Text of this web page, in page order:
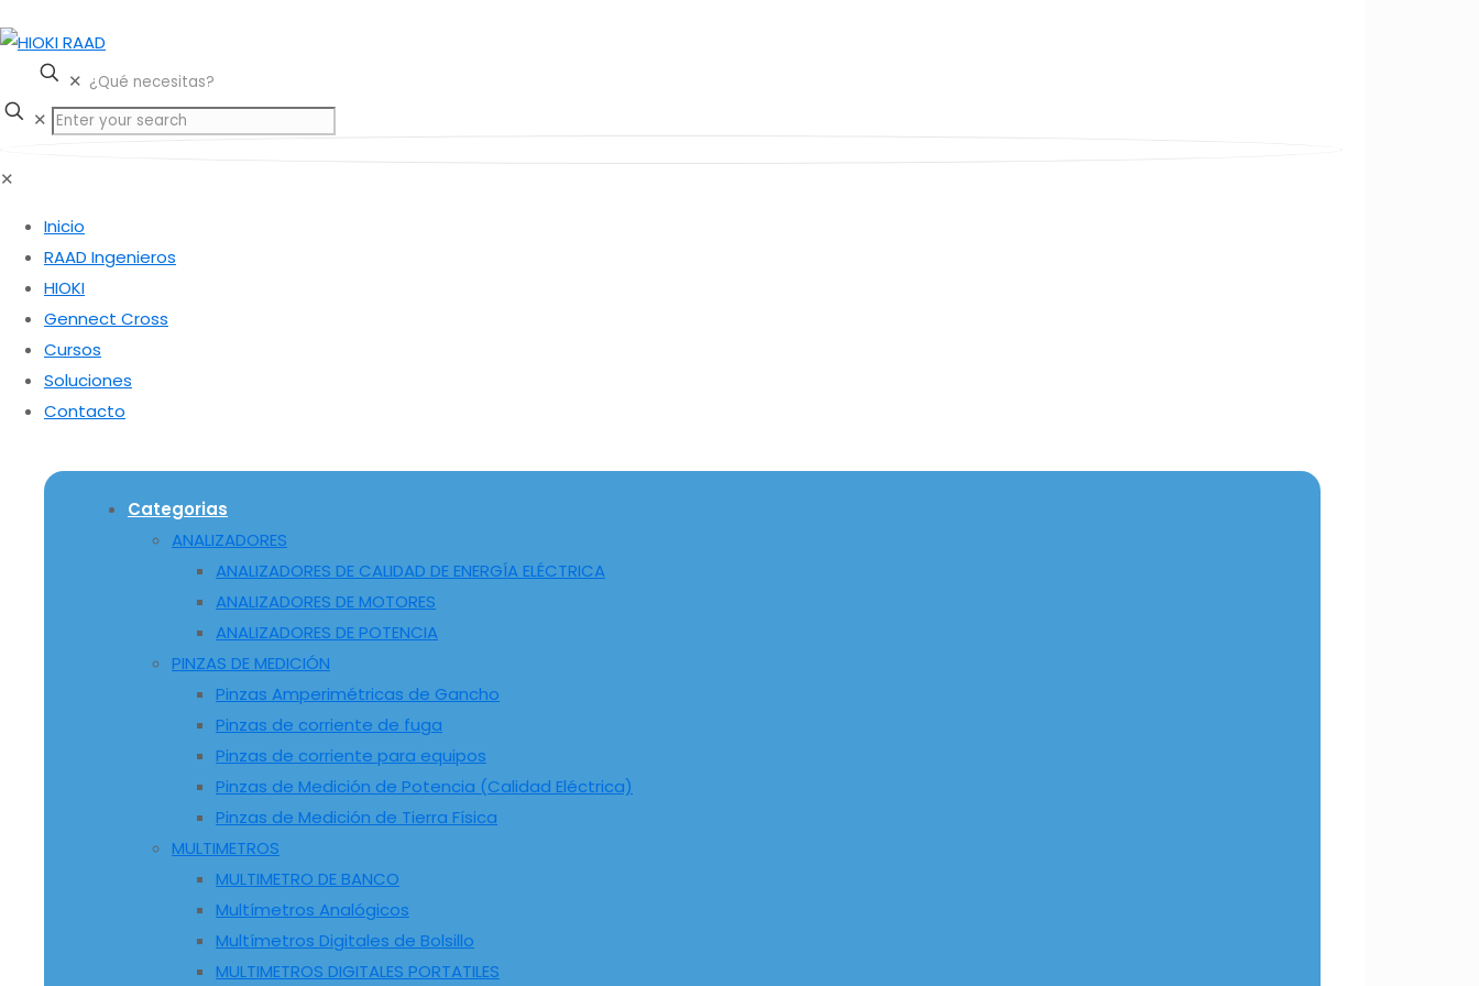
✕
✕
✕
Inicio
RAAD Ingenieros
HIOKI
Gennect Cross
Cursos
Soluciones
Contacto
Categorias
ANALIZADORES
ANALIZADORES DE CALIDAD DE ENERGÍA ELÉCTRICA
ANALIZADORES DE MOTORES
ANALIZADORES DE POTENCIA
PINZAS DE MEDICIÓN
Pinzas Amperimétricas de Gancho
Pinzas de corriente de fuga
Pinzas de corriente para equipos
Pinzas de Medición de Potencia (Calidad Eléctrica)
Pinzas de Medición de Tierra Física
MULTIMETROS
MULTIMETRO DE BANCO
Multímetros Analógicos
Multímetros Digitales de Bolsillo
MULTIMETROS DIGITALES PORTATILES